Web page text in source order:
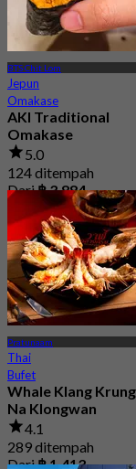
BTS Chit Lom
Jepun
Omakase
AKI Traditional
Omakase
5.0
124 ditempah
Dari฿ 3,884
Pratunaam
Thai
Bufet
Whale Klang
Na Klongwan
4.1
289 ditempah
Dari฿ 1,413